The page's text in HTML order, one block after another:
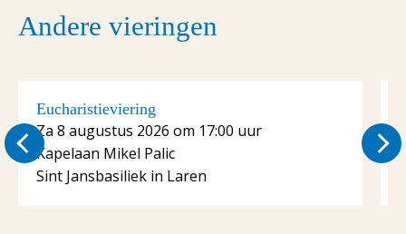
Andere vieringen
Eucharistieviering
Za 8 augustus 2026 om 17:00 uur
Kapelaan Mikel Palic
Sint Jansbasiliek in Laren